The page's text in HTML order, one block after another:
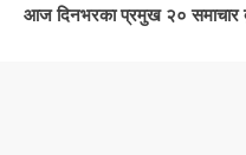
आज दिनभरका प्रमुख २० समाचार